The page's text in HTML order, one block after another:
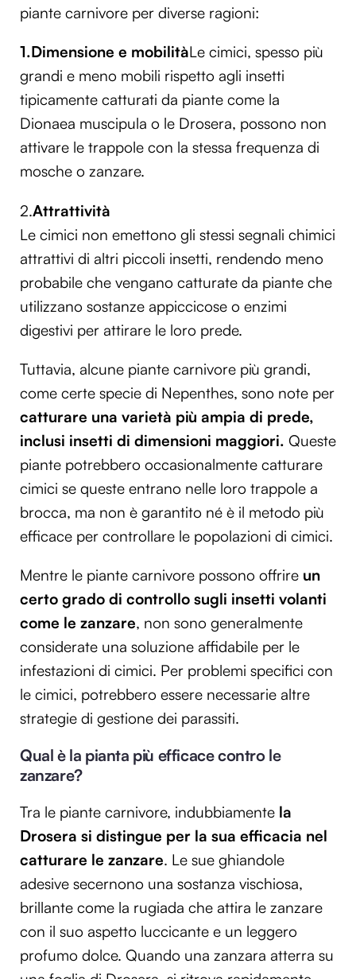
piante carnivore per diverse ragioni:
1.Dimensione e mobilitàLe cimici, spesso più
grandi e meno mobili rispetto agli insetti
tipicamente catturati da piante come la
Dionaea muscipula o le Drosera, possono non
attivare le trappole con la stessa frequenza di
mosche o zanzare.
2.Attrattività
Le cimici non emettono gli stessi segnali chimici
attrattivi di altri piccoli insetti, rendendo meno
probabile che vengano catturate da piante che
utilizzano sostanze appiccicose o enzimi
digestivi per attirare le loro prede.
Tuttavia, alcune piante carnivore più grandi,
come certe specie di Nepenthes, sono note per
catturare una varietà più ampia di prede,
inclusi insetti di dimensioni maggiori. Queste
piante potrebbero occasionalmente catturare
cimici se queste entrano nelle loro trappole a
brocca, ma non è garantito né è il metodo più
efficace per controllare le popolazioni di cimici.
Mentre le piante carnivore possono offrire un
certo grado di controllo sugli insetti volanti
come le zanzare, non sono generalmente
considerate una soluzione affidabile per le
infestazioni di cimici. Per problemi specifici con
le cimici, potrebbero essere necessarie altre
strategie di gestione dei parassiti.
Qual è la pianta più efficace contro le
zanzare?
Tra le piante carnivore, indubbiamente la
Drosera si distingue per la sua efficacia nel
catturare le zanzare. Le sue ghiandole
adesive secernono una sostanza vischiosa,
brillante come la rugiada che attira le zanzare
con il suo aspetto luccicante e un leggero
profumo dolce. Quando una zanzara atterra su